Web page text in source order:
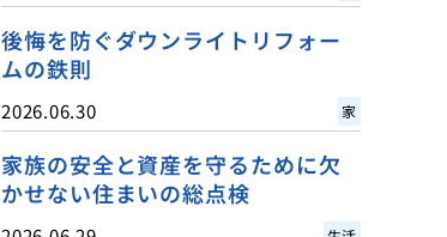
後悔を防ぐダウンライトリフォー
ムの鉄則
2026.06.30 家
家族の安全と資産を守るために欠
かせない住まいの総点検